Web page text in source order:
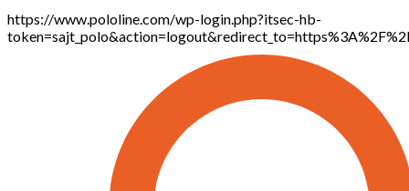
https://www.pololine.com/wp-login.php?itsec-hb-